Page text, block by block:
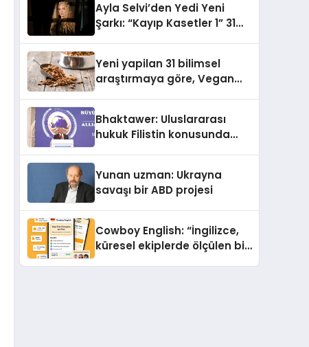
Ayla Selvi’den Yedi Yeni
Şarkı: “Kayıp Kasetler 1” 31
Yeni yapilan 31 bilimsel
araştırmaya göre, Vegan
Sindirildiğini Ortaya Koydu
Bhaktawer: Uluslararası
hukuk Filistin konusunda
Yunan uzman: Ukrayna
savaşı bir ABD projesi
Cowboy English: “İngilizce,
küresel ekiplerde ölçülen bir